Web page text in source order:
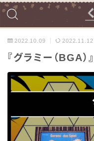
2022.10.09 2022.11.12
『グラミー（BGA